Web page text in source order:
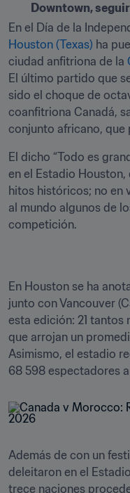
Downtown,
Houston (Texas) ha
ciudad anfitriona de la
El último partido que
sido el choque de
coanfitriona Canadá,
conjunto africano, que
El dicho “Todo es
en el Estadio
hitos históricos; no en
al mundo algunos de
competición.
En Houston se ha
junto con Vancouver
esta edición: 21 tantos
que arrojan un
Asimismo, el estadio
68 598 espectadores
Además de con un
deleitaron en el
trece naciones